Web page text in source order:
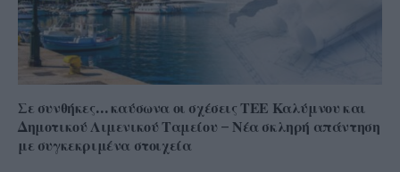
Σε συνθήκες… καύσωνα οι σχέσεις ΤΕΕ Καλύμνου και
Δημοτικού Λιμενικού Ταμείου – Νέα σκληρή απάντηση
με συγκεκριμένα στοιχεία